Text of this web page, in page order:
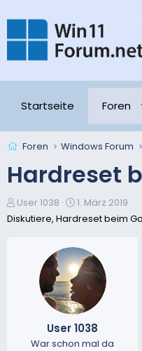
Startseite Foren
Foren Windows Forum
Hardreset
E
r
User 1038
E
r
t
e
l
l
t
a
m
1. März 2019
Diskutiere, Hardreset beim
User 1038
War schon mal da